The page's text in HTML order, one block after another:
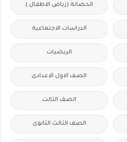
الحضانة (رياض الاطفال )
الدراسات الاجتماعية
الريضيات
الصف الاول الاعدادى
الصف الثالث
الصف الثالث الثانوى